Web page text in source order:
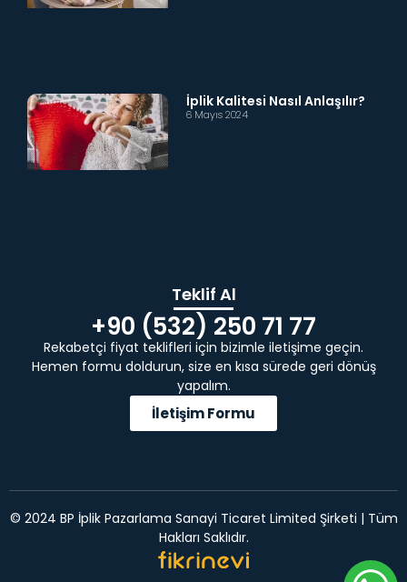
İplik Kalitesi Nasıl Anlaşılır?
6 Mayıs 2024
Teklif Al
+90 (532) 250 71 77
Rekabetçi fiyat teklifleri için bizimle iletişime geçin.
Hemen formu doldurun, size en kısa sürede geri dönüş
yapalım.
İletişim Formu
© 2024 BP İplik Pazarlama Sanayi Ticaret Limited Şirketi | Tüm
Hakları Saklıdır.